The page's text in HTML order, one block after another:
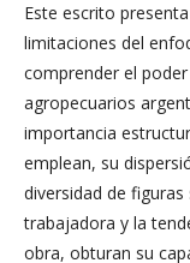
Este escrito
limitaciones del
comprender el
agropecuarios
importancia
emplean, su
diversidad de
trabajadora y la
obra, obturan su